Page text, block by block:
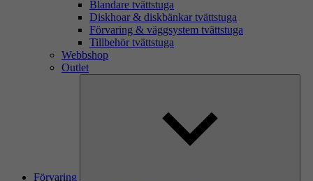
Blandare tvättstuga
Diskhoar & diskbänkar tvättstuga
Förvaring & väggsystem tvättstuga
Tillbehör tvättstuga
Webbshop
Outlet
Förvaring